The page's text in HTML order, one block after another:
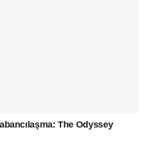
The Odyssey